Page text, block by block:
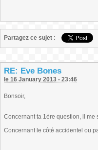
Partagez ce sujet :
RE: Eve Bones
le 16 January 2013 - 23:46
Bonsoir,
Concernant ta 1ère question, il
Concernant le côté accidentel ou